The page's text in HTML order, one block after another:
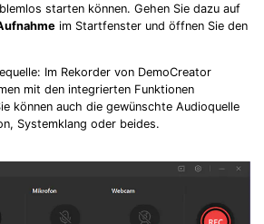
starten können. Gehen Sie dazu auf
im Startfenster und öffnen Sie den
Im Rekorder von DemoCreator
mit den integrierten Funktionen
können auch die gewünschte Audioquelle
Systemklang oder beides.